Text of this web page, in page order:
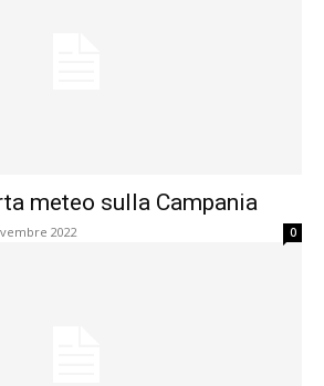
meteo sulla Campania
2022 0